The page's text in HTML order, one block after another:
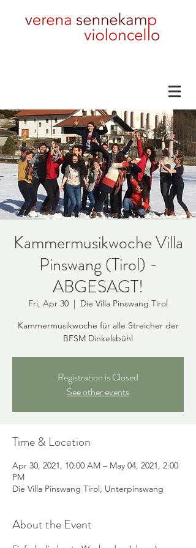
Kammermusikwoche Villa
Pinswang (Tirol) -
ABGESAGT!
Fri, Apr 30
  |
Die Villa Pinswang Tirol
Kammermusikwoche für alle Streicher der
BFSM Dinkelsbühl
Registration is Closed
See other events
Time & Location
Apr 30, 2021, 10:00 AM – May 04, 2021, 2:00
PM
Die Villa Pinswang Tirol, Unterpinswang
About the Event